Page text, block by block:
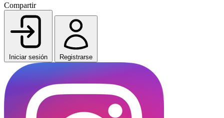
Compartir
Iniciar sesión Registrarse